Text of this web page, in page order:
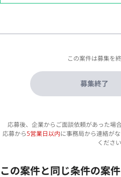
この案件は募集を
募集終了
応募後、企業からご面談依頼があった場
応募から5営業日以内に事務局から連絡が
ください
この案件と同じ条件の案